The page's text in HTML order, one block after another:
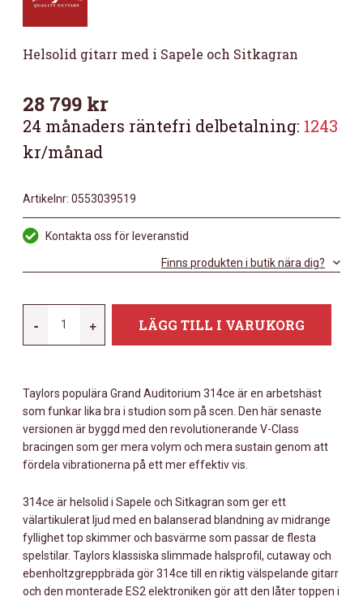
Helsolid gitarr med i Sapele och Sitkagran
28 799 kr
24 månaders räntefri delbetalning: 1243
kr/månad
Artikelnr: 0553039519
Kontakta oss för leveranstid
Finns produkten i butik nära dig?
- + LÄGG TILL I VARUKORG
Taylors populära Grand Auditorium 314ce är en arbetshäst
som funkar lika bra i studion som på scen. Den här senaste
versionen är byggd med den revolutionerande V-Class
bracingen som ger mera volym och mera sustain genom att
fördela vibrationerna på ett mer effektiv vis.
314ce är helsolid i Sapele och Sitkagran som ger ett
välartikulerat ljud med en balanserad blandning av midrange
fyllighet top skimmer och basvärme som passar de flesta
spelstilar. Taylors klassiska slimmade halsprofil, cutaway och
ebenholtzgreppbräda gör 314ce till en riktig välspelande gitarr
och den monterade ES2 elektroniken gör att den låter toppen i